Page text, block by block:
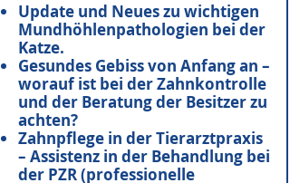
Update und Neues zu wichtigen
Mundhöhlenpathologien bei der
Katze.
Gesundes Gebiss von Anfang an –
worauf ist bei der Zahnkontrolle
und der Beratung der Besitzer zu
achten?
Zahnpflege in der Tierarztpraxis
– Assistenz in der Behandlung bei
der PZR (professionelle